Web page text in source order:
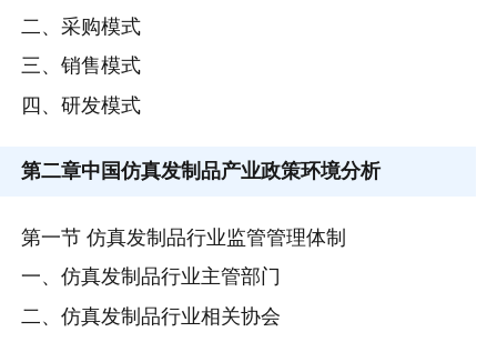
二、采购模式
三、销售模式
四、研发模式
第二章中国仿真发制品产业政策环境分析
第一节 仿真发制品行业监管管理体制
一、仿真发制品行业主管部门
二、仿真发制品行业相关协会